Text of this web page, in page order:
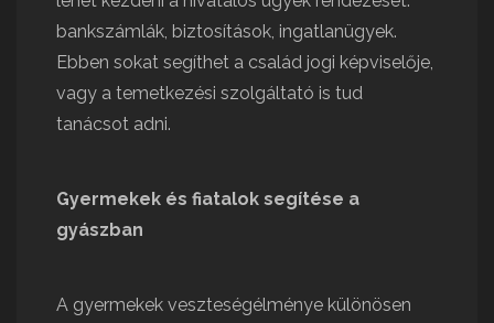
bankszámlák, biztosítások, ingatlanügyek.
Ebben sokat segíthet a család jogi képviselője,
vagy a temetkezési szolgáltató is tud
tanácsot adni.
Gyermekek és fiatalok segítése a
gyászban
A gyermekek veszteségélménye különösen